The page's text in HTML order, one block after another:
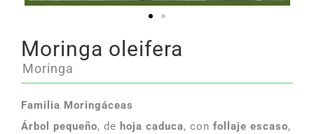
Moringa oleifera
Moringa
Familia Moringáceas
Árbol pequeño, de hoja caduca, con follaje escaso,